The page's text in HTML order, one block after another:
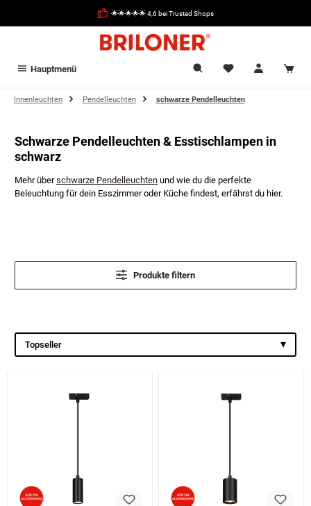
🌟🌟🌟🌟🌟 4,6 bei Trusted Shops
Hauptmenü
Innenleuchten Pendelleuchten schwarze Pendelleuchten
Schwarze Pendelleuchten & Esstischlampen in
schwarz
Mehr überschwarze Pendelleuchten und wie du die perfekte
Beleuchtung für dein Esszimmer oder Küche findest, erfährst du hier.
Produkte filtern
Topseller ▾